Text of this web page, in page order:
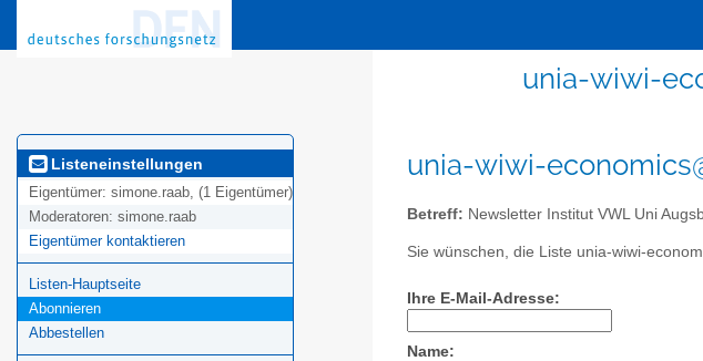
unia-wiwi-
Listeneinstellungen
Eigentümer: simone.raab, (1 Eigentümer)
Moderatoren: simone.raab
Eigentümer kontaktieren
Listen-Hauptseite
Abonnieren
Abbestellen
unia-wiwi-
Betreff: Newsletter Institut VWL Uni
Sie wünschen, die Liste unia-wiwi-
Ihre E-Mail-Adresse:
Name: